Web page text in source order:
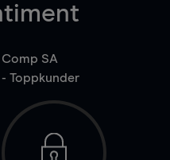
Comp SA
- Toppkunder